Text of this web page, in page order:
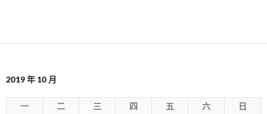
2019 年 10 月
一 二 三 四 五 六
日